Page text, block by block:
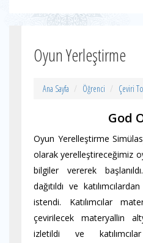
Oyun Yerleştirme
Ana Sayfa Öğrenci Çeviri
God
Oyun Yerelleştirme
olarak yerelleştireceğimiz
bilgiler vererek
dağıtıldı ve
istendi. Katılımcılar
çevirilecek materyallin
izletildi ve